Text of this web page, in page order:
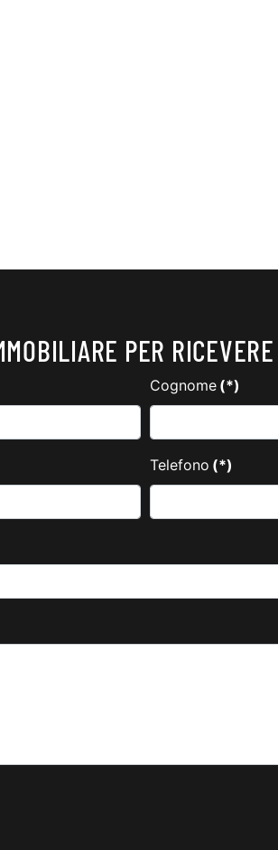
PER
Cognome (*)
Telefono (*)